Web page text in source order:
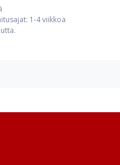
1-4 viikkoa